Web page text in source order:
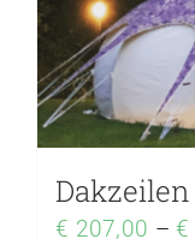
Dakzeilen
€ 207,00 –€